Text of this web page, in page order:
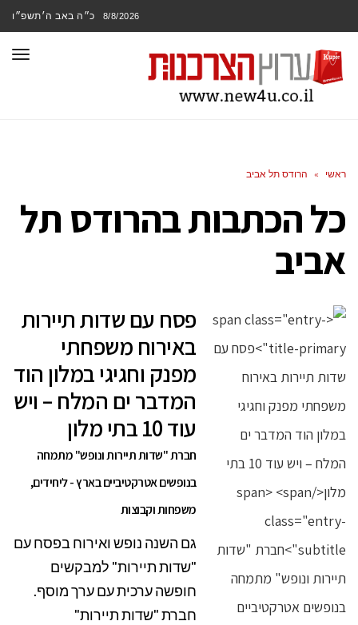
8/8/2026 כ״ה באב ה׳תשפ״ו
ראשי » הרודס תל אביב
כל הכתבות בהרודס תל
אביב
פסח עם שדות תיירות
באירוח משפחתי
מפנק וחגיגי במלון הוד
המדבר ים המלח – ויש
עוד 10 בתי מלון
חברת "שדות תיירות ונופש" מתמחה
בנופשים אטרקטיביים בארץ - ליחידים,
משפחות וקבוצות
גם השנה נופש ואירוח בפסח עם
"שדות תיירות" למבקשים
חופשה ערכית עם ערך מוסף.
חברת "שדות תיירות"